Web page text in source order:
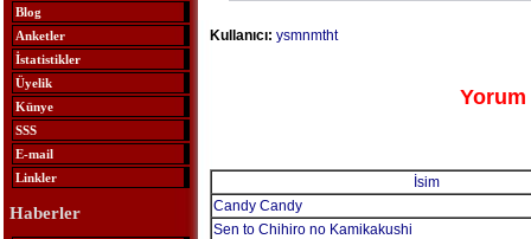
Blog
Anketler
İstatistikler
Üyelik
Künye
SSS
E-mail
Linkler
Haberler
Kullanıcı: ysmnmtht
Yorum
İsim
Candy Candy
Sen to Chihiro no Kamikakushi